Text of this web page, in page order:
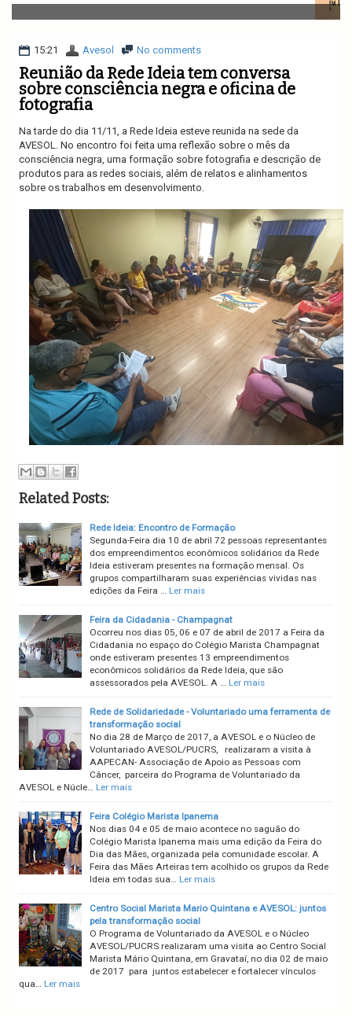
v
i
a
i
o
15:21 Avesol No comments
Reunião da Rede Ideia tem conversa
sobre consciência negra e oficina de
fotografia
Na tarde do dia 11/11, a Rede Ideia esteve reunida na sede da
AVESOL. No encontro foi feita uma reflexão sobre o mês da
consciência negra, uma formação sobre fotografia e descrição de
produtos para as redes sociais, além de relatos e alinhamentos
sobre os trabalhos em desenvolvimento.
Related Posts:
Rede Ideia: Encontro de Formação
Segunda-Feira dia 10 de abril 72 pessoas representantes
dos empreendimentos econômicos solidários da Rede
Ideia estiveram presentes na formação mensal. Os
grupos compartilharam suas experiências vividas nas
edições da Feira … Ler mais
Feira da Cidadania - Champagnat
Ocorreu nos dias 05, 06 e 07 de abril de 2017 a Feira da
Cidadania no espaço do Colégio Marista Champagnat
onde estiveram presentes 13 empreendimentos
econômicos solidários da Rede Ideia, que são
assessorados pela AVESOL. A … Ler mais
Rede de Solidariedade - Voluntariado uma ferramenta de
transformação social
No dia 28 de Março de 2017, a AVESOL e o Núcleo de
Voluntariado AVESOL/PUCRS, realizaram a visita à
AAPECAN- Associação de Apoio as Pessoas com
Câncer, parceira do Programa de Voluntariado da
AVESOL e Núcle… Ler mais
Feira Colégio Marista Ipanema
Nos dias 04 e 05 de maio acontece no saguão do
Colégio Marista Ipanema mais uma edição da Feira do
Dia das Mães, organizada pela comunidade escolar. A
Feira das Mães Arteiras tem acolhido os grupos da Rede
Ideia em todas sua… Ler mais
Centro Social Marista Mario Quintana e AVESOL: juntos
pela transformação social
O Programa de Voluntariado da AVESOL e o Núcleo
AVESOL/PUCRS realizaram uma visita ao Centro Social
Marista Mário Quintana, em Gravataí, no dia 02 de maio
de 2017 para juntos estabelecer e fortalecer vínculos
qua… Ler mais